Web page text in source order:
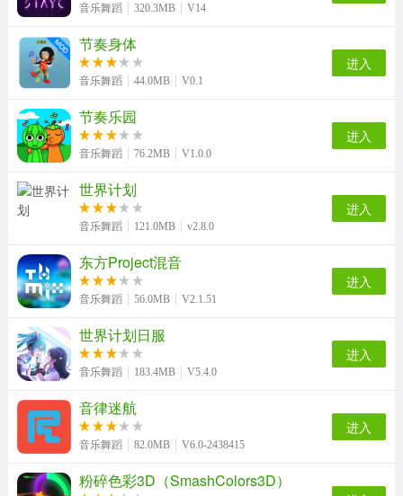
音乐舞蹈 320.3MB V14
节奏身体
音乐舞蹈 44.0MB V0.1
进入
节奏乐园
音乐舞蹈 76.2MB V1.0.0
进入
世界计划
音乐舞蹈 121.0MB v2.8.0
进入
东方Project混音
音乐舞蹈 56.0MB V2.1.51
进入
世界计划日服
音乐舞蹈 183.4MB V5.4.0
进入
音律迷航
音乐舞蹈 82.0MB V6.0-2438415
进入
粉碎色彩3D（SmashColors3D）